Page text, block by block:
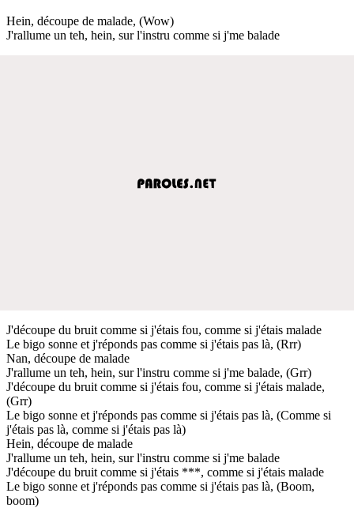
Hein, découpe de malade, (Wow)
J'rallume un teh, hein, sur l'instru comme si j'me balade
J'découpe du bruit comme si j'étais fou, comme si j'étais malade
Le bigo sonne et j'réponds pas comme si j'étais pas là, (Rrr)
Nan, découpe de malade
J'rallume un teh, hein, sur l'instru comme si j'me balade, (Grr)
J'découpe du bruit comme si j'étais fou, comme si j'étais malade,
(Grr)
Le bigo sonne et j'réponds pas comme si j'étais pas là, (Comme si
j'étais pas là, comme si j'étais pas là)
Hein, découpe de malade
J'rallume un teh, hein, sur l'instru comme si j'me balade
J'découpe du bruit comme si j'étais ***, comme si j'étais malade
Le bigo sonne et j'réponds pas comme si j'étais pas là, (Boom,
boom)